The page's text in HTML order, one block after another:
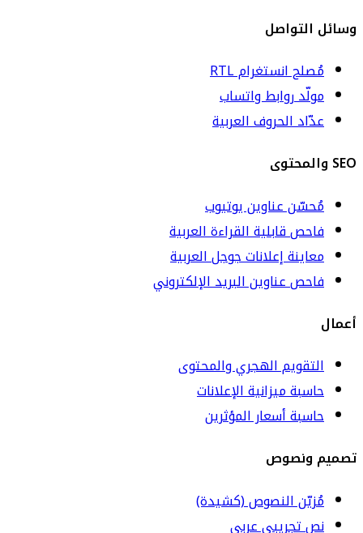
وسائل التواصل
مُصلح انستغرام RTL
مولّد روابط واتساب
عدّاد الحروف العربية
SEO والمحتوى
مُحسّن عناوين يوتيوب
فاحص قابلية القراءة العربية
معاينة إعلانات جوجل العربية
فاحص عناوين البريد الإلكتروني
أعمال
التقويم الهجري والمحتوى
حاسبة ميزانية الإعلانات
حاسبة أسعار المؤثرين
تصميم ونصوص
مُزيّن النصوص (كشيدة)
نص تجريبي عربي